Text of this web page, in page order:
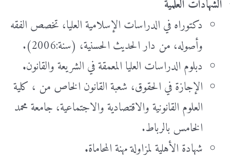
الشهادات العلمية
دكتوراه في الدراسات الإسلامية العليا، تخصص الفقه
وأصوله، من دار الحديث الحسنية، (سنة:2006).
دبلوم الدراسات العليا المعمقة في الشريعة والقانون.
الإجازة في الحقوق، شعبة القانون الخاص من ، كلية
العلوم القانونية والاقتصادية والاجتماعية، جامعة محمد
الخامس بالرباط.
شهادة الأهلية لمزاولة مهنة المحاماة.